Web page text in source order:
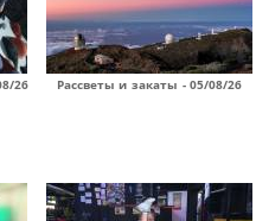
26 Рассветы и закаты - 05/08/26